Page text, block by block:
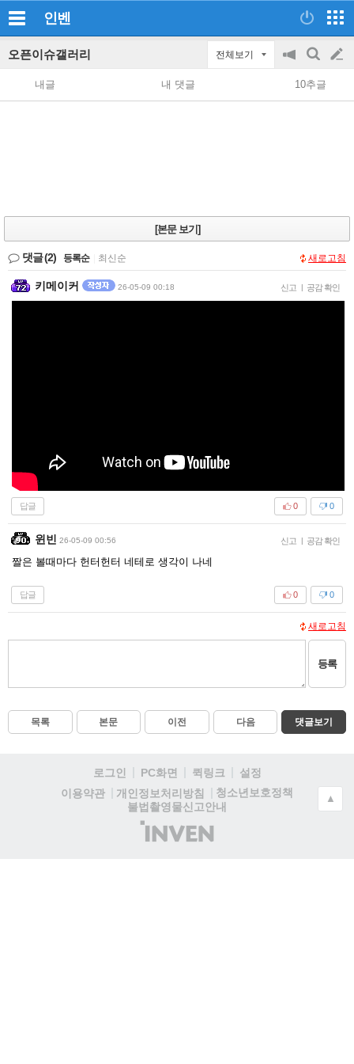
인벤
오픈이슈갤러리 전체보기
공
지
on/off
검
색
글
쓰
내글 내 댓글 10추글
[본문 보기]
댓글(2) 등록순 최신순 새로고침
키메이커 26-05-09 00:18 신고 | 공감 확인
답글 0
0
윈빈 26-05-09 00:56 신고 | 공감 확인
짤은 볼때마다 헌터헌터 네테로 생각이 나네
답글 0
0
새로고침
등록
목록 본문 이전 다음 댓글보기
로그인 PC화면 퀵링크
설정
이용약관
개인정보처리방침
청소년보호정책
불법촬영물신고안내
(주)
인
▲